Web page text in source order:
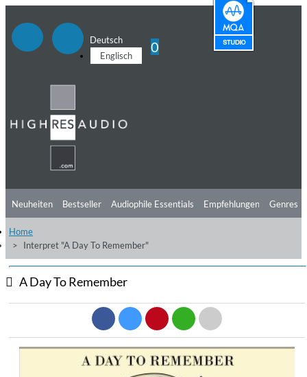
Deutsch
Englisch
0
Neuheiten Bestseller Audiophile Essentials Empfehlungen
Hörtipps
Videos
Genres
Home
Interpret "A Day To Remember"
A Day To Remember